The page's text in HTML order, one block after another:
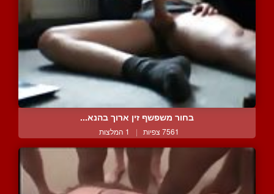
בחור משפשף זין ארוך בהנא...
7561 צפיות | 1 המלצות